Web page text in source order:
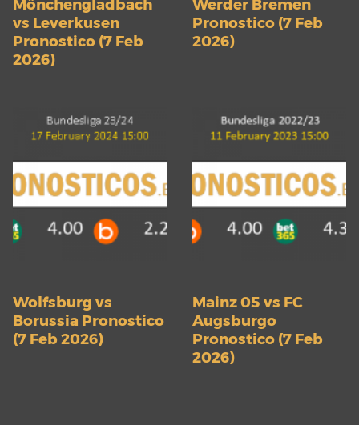
Mönchengladbach
vs Leverkusen
Pronostico (7 Feb
2026)
Werder Bremen
Pronostico (7 Feb
2026)
Wolfsburg vs
Borussia Pronostico
(7 Feb 2026)
Mainz 05 vs FC
Augsburgo
Pronostico (7 Feb
2026)